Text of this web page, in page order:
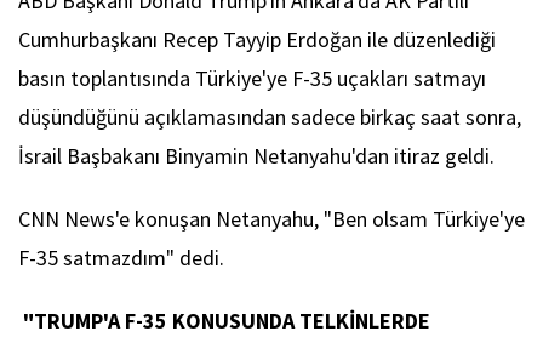
Cumhurbaşkanı Recep Tayyip Erdoğan ile düzenlediği
basın toplantısında Türkiye'ye F-35 uçakları satmayı
düşündüğünü açıklamasından sadece birkaç saat sonra,
İsrail Başbakanı Binyamin Netanyahu'dan itiraz geldi.
CNN News'e konuşan Netanyahu, "Ben olsam Türkiye'ye
F-35 satmazdım" dedi.
"TRUMP'A F-35 KONUSUNDA TELKİNLERDE